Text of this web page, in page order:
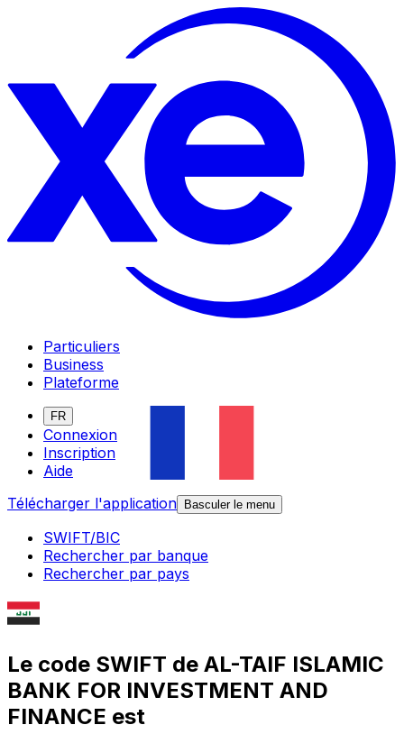
Particuliers
Business
Plateforme
FR
Connexion
Inscription
Aide
Télécharger l'application
Basculer le menu
SWIFT/BIC
Rechercher par banque
Rechercher par pays
Le code SWIFT de AL-TAIF ISLAMIC
BANK FOR INVESTMENT AND
FINANCE est